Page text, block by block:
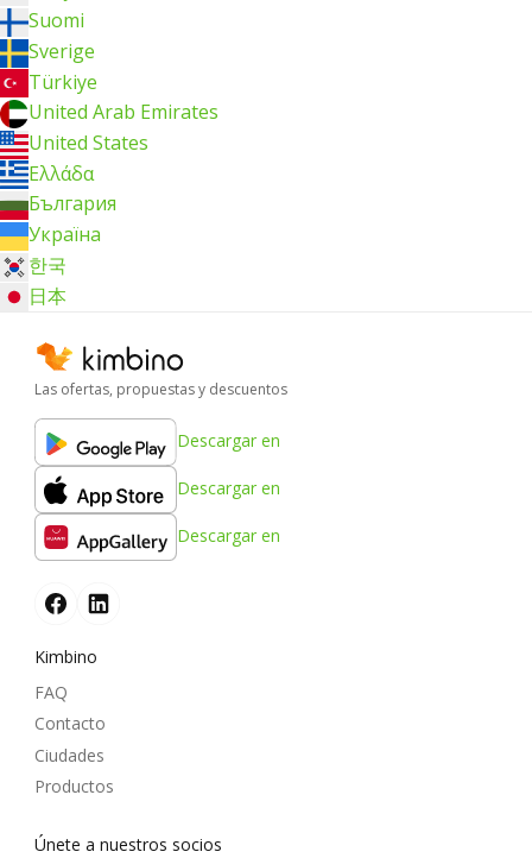
Suomi
Sverige
Türkiye
United Arab Emirates
United States
Ελλάδα
България
Україна
한국
日本
Las ofertas, propuestas y descuentos
Descargar en
Descargar en
Descargar en
Kimbino
FAQ
Contacto
Ciudades
Productos
Únete a nuestros socios